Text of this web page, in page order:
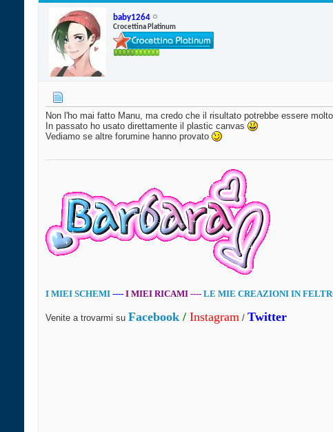
baby1264
Crocettina Platinum
Non l'ho mai fatto Manu, ma credo che il risultato potrebbe essere
In passato ho usato direttamente il plastic canvas
Vediamo se altre forumine hanno provato
I MIEI SCHEMI ---- I MIEI RICAMI ---- LE MIE CREAZIONI IN
Venite a trovarmi su Facebook / Instagram / Twitter